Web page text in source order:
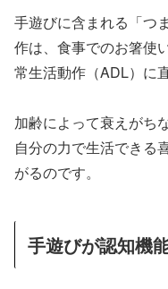
手遊びに含まれる「つ
作は、食事でのお箸使
常生活動作（ADL）に
加齢によって衰えがち
自分の力で生活できる
がるのです。
手遊びが認知機